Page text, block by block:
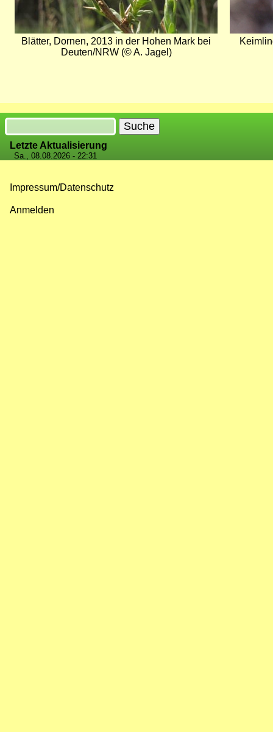
Blätter, Dornen, 2013 in der Hohen Mark bei
Deuten/NRW (© A. Jagel)
Suche
Letzte Aktualisierung
Sa., 08.08.2026 - 22:31
Impressum/Datenschutz
Anmelden